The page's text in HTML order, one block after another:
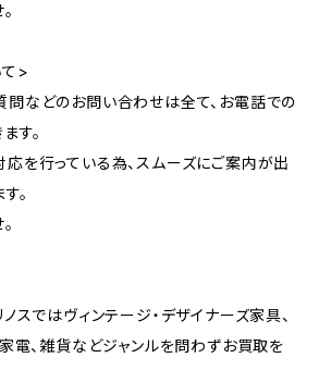
>
などのお問い合わせは全て、お電話での
す。
を行っている為、スムーズにご案内が出
。
ノスではヴィンテージ・デザイナーズ家具、
家電、雑貨などジャンルを問わずお買取を